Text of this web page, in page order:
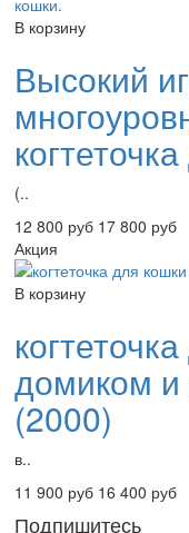
В корзину
Высокий
(..
12 800 руб 17 800 руб
Акция
В корзину
домиком и
(2000)
в..
11 900 руб 16 400 руб
Подпишитесь